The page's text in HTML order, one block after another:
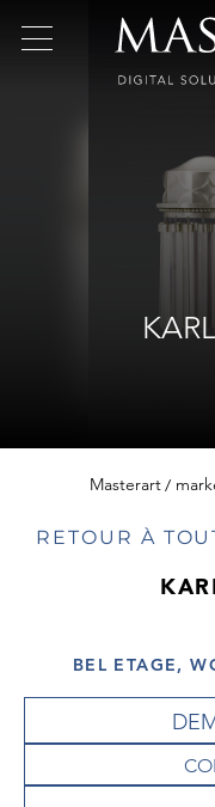
Masterart
RETOUR À
BEL ETAGE,